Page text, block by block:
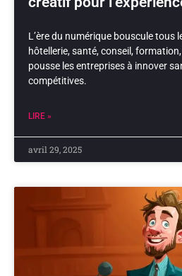
L’ère du numérique bouscule tous
hôtellerie, santé, conseil,
pousse les entreprises à innover
compétitives.
LIRE »
avril 29, 2025